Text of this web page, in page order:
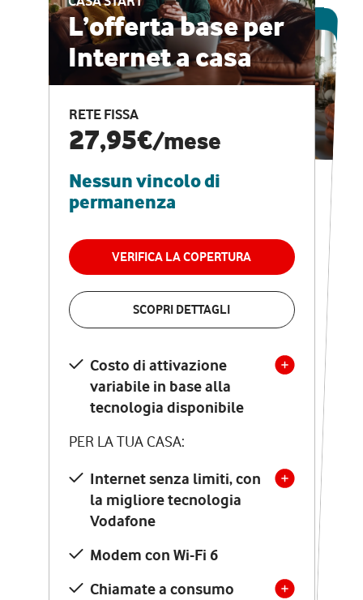
L’offerta base per
Internet a casa
RETE FISSA
27,95€/mese
Nessun vincolo di
permanenza
VERIFICA LA COPERTURA
SCOPRI DETTAGLI
Costo di attivazione
variabile in base alla
tecnologia disponibile
PER LA TUA CASA:
Internet senza limiti, con
la migliore tecnologia
Vodafone
Modem con Wi-Fi 6
Chiamate a consumo
ESCLUSIVA ONLINE
CASA PRO
Internet veloce e
vantaggi speciali
RETE FISSA + VODAFONE CLUB
29,95€
permanenza
VERIFICA LA COPERTURA
Costo di attivazione
variabile in base alla
tecnologia disponibile
PER LA TUA CASA:
Internet senza limiti, con
la migliore tecnologia
Vodafone
Modem Seven con Wi-Fi 7
Chiamate illimitate verso
numeri fissi e mobili
nazionali